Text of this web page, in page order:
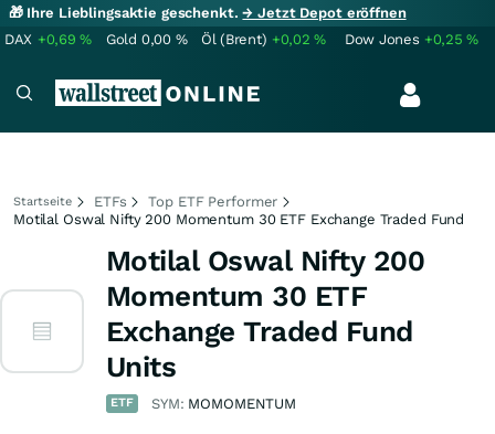
🎁 Ihre Lieblingsaktie geschenkt.→ Jetzt Depot eröffnen
DAX +0,69% Gold 0,00 % Öl (Brent) +0,02% Dow Jones +0,25%
Startseite ETFs
Top ETF Performer
Motilal Oswal Nifty 200 Momentum 30 ETF Exchange Traded Fund
Motilal Oswal Nifty 200
Momentum 30 ETF
Exchange Traded Fund
Units
ETF SYM: MOMOMENTUM